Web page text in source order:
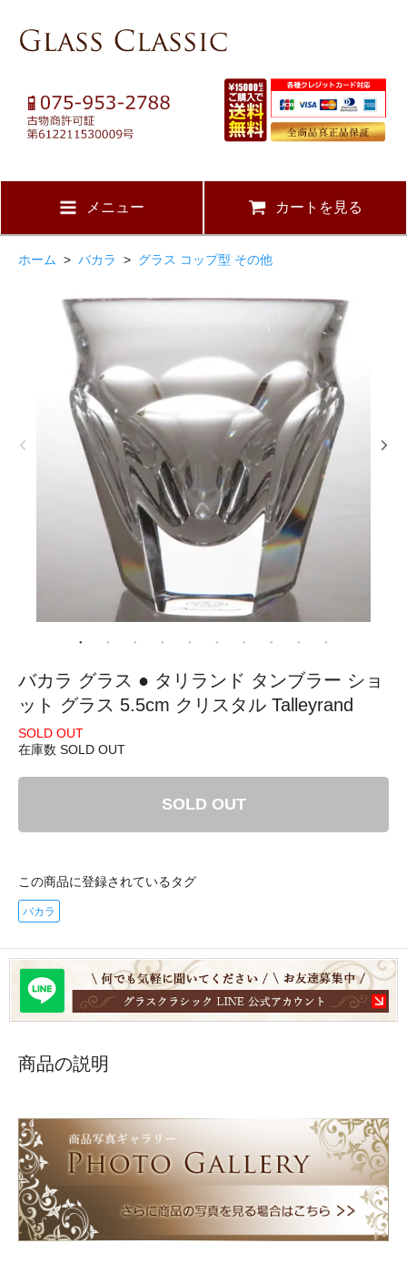
メニュー カートを見る
ホーム > バカラ > グラス コップ型 その他
バカラ グラス ● タリランド タンブラー ショ
ット グラス 5.5cm クリスタル Talleyrand
SOLD OUT
在庫数 SOLD OUT
SOLD OUT
この商品に登録されているタグ
バカラ
商品の説明